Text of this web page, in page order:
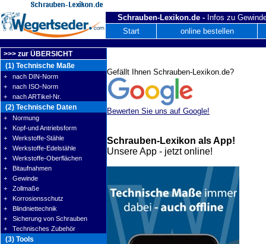
Schrauben-Lexikon.de - Infos zu
Start
online bestellen
>>> zur ÜBERSICHT
(1) Technische Maße
+ nach DIN-Norm
+ nach ISO-Norm
+ nach ARTikel-Nr.
(2) Technische Daten
+ Normung
+ Kopf-und Antriebsform
+ Werkstoffe-Stähle
+ Werkstoffe-Edelstähle
+ Werkstoffe-Oberflächen
+ Bitaufnahmen
+ Gewinde
+ Zollmaße
+ Korrosionsschutz
+ Blindniettechnik
+ Sicherung von Schrauben
+ Technisches Zubehör
(3) Tools
Gefällt Ihnen Schrauben-Lexikon.de?
Bewerten Sie uns auf Google!
Schrauben-Lexikon als App!
Unsere App - jetzt online!